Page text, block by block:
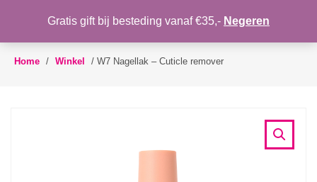
Toggle
WENSLIJST
Home / Winkel / W7 Nagellak – Cuticle remover
Gratis gift bij besteding vanaf €35,- Negeren